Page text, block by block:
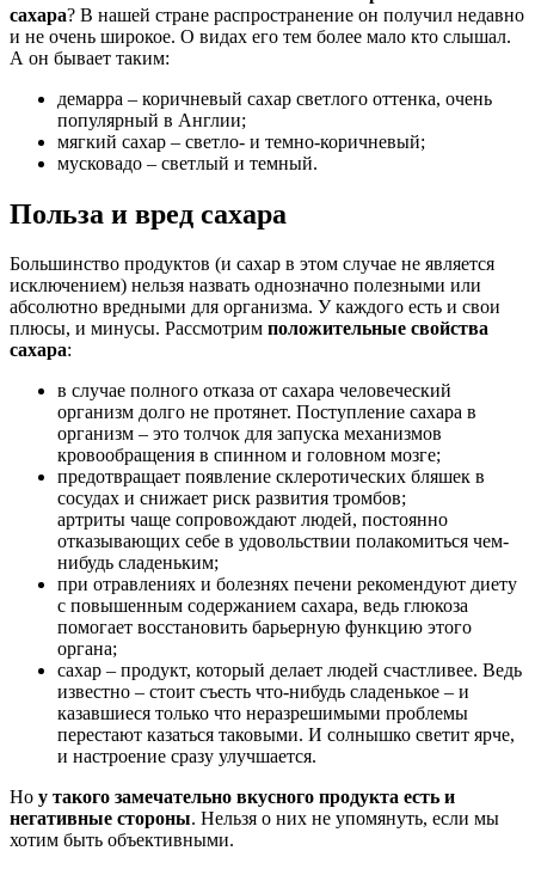
сахара? В нашей стране распространение он получил недавно
и не очень широкое. О видах его тем более мало кто слышал.
А он бывает таким:
демарра – коричневый сахар светлого оттенка, очень
популярный в Англии;
мягкий сахар – светло- и темно-коричневый;
мусковадо – светлый и темный.
Польза и вред сахара
Большинство продуктов (и сахар в этом случае не является
исключением) нельзя назвать однозначно полезными или
абсолютно вредными для организма. У каждого есть и свои
плюсы, и минусы. Рассмотрим положительные свойства
сахара:
в случае полного отказа от сахара человеческий
организм долго не протянет. Поступление сахара в
организм – это толчок для запуска механизмов
кровообращения в спинном и головном мозге;
предотвращает появление склеротических бляшек в
сосудах и снижает риск развития тромбов;
артриты чаще сопровождают людей, постоянно
отказывающих себе в удовольствии полакомиться чем-
нибудь сладеньким;
при отравлениях и болезнях печени рекомендуют диету
с повышенным содержанием сахара, ведь глюкоза
помогает восстановить барьерную функцию этого
органа;
сахар – продукт, который делает людей счастливее. Ведь
известно – стоит съесть что-нибудь сладенькое – и
казавшиеся только что неразрешимыми проблемы
перестают казаться таковыми. И солнышко светит ярче,
и настроение сразу улучшается.
Но у такого замечательно вкусного продукта есть и
негативные стороны. Нельзя о них не упомянуть, если мы
хотим быть объективными.